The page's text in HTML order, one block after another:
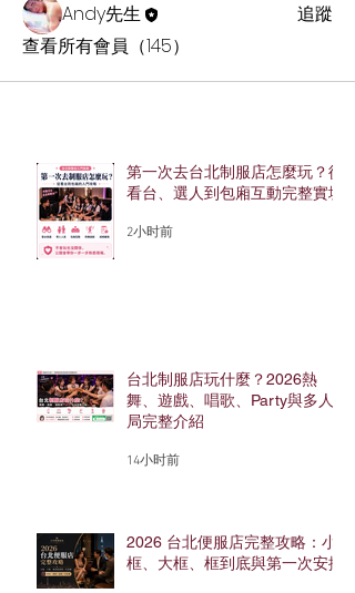
Andy先生
追蹤
查看所有會員（145）
第一次去台北制服店怎麼玩？從
看台、選人到包廂互動完整實境
2小时前
台北制服店玩什麼？2026熱
舞、遊戲、唱歌、Party與多人
局完整介紹
14小时前
2026 台北便服店完整攻略：小
框、大框、框到底與第一次安排